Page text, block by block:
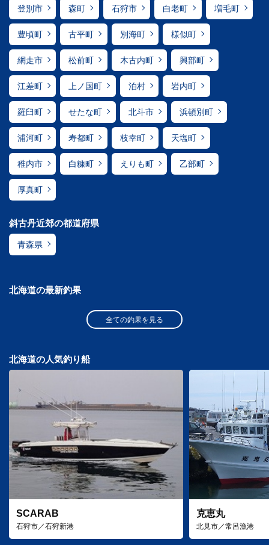
登別市 森町 石狩市 白老町 増毛町
豊頃町 古平町 別海町 様似町
網走市 松前町 木古内町 興部町
江差町 上ノ国町 泊村 岩内町
羅臼町 せたな町 北斗市 浜頓別町
浦河町 寿都町 枝幸町 天塩町
稚内市 白糠町 えりも町 乙部町
厚真町
斜古丹近郊の都道府県
青森県
北海道の最新釣果
全ての釣果を見る
北海道の人気釣り船
SCARAB
石狩市／石狩新港
克恵丸
北見市／常呂漁港